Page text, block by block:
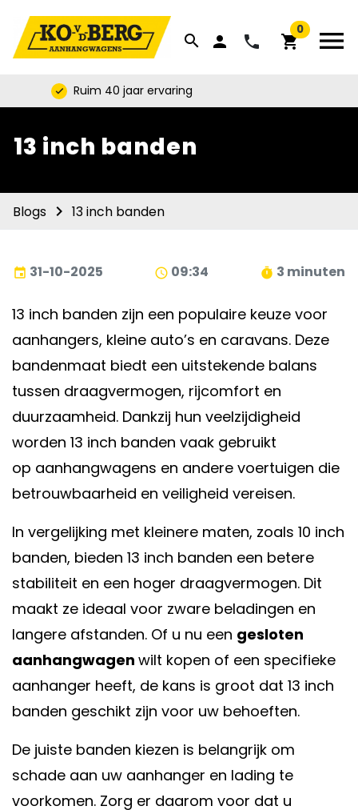
search person phone shopping_cart
0 menu
check Ruim 40 jaar ervaring
13 inch banden
Blogs navigate_next 13 inch banden
event 31-10-2025 schedule 09:34 timer 3 minuten
13 inch banden zijn een populaire keuze voor
aanhangers, kleine auto’s en caravans. Deze
bandenmaat biedt een uitstekende balans
tussen draagvermogen, rijcomfort en
duurzaamheid. Dankzij hun veelzijdigheid
worden 13 inch banden vaak gebruikt
op aanhangwagens en andere voertuigen die
betrouwbaarheid en veiligheid vereisen.
In vergelijking met kleinere maten, zoals 10 inch
banden, bieden 13 inch banden een betere
stabiliteit en een hoger draagvermogen. Dit
maakt ze ideaal voor zware beladingen en
langere afstanden. Of u nu een gesloten
aanhangwagen wilt kopen of een specifieke
aanhanger heeft, de kans is groot dat 13 inch
banden geschikt zijn voor uw behoeften.
De juiste banden kiezen is belangrijk om
schade aan uw aanhanger en lading te
voorkomen. Zorg er daarom voor dat u